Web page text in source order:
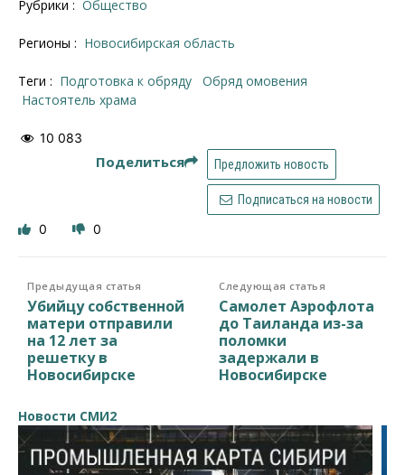
Рубрики : Общество
Регионы : Новосибирская область
Теги : подготовка к обряду
обряд омовения
настоятель храма
10 083
Поделиться Предложить новость
Подписаться на новости
0 0
Предыдущая статья
Убийцу собственной
матери отправили
на 12 лет за
решетку в
Новосибирске
Следующая статья
Самолет Аэрофлота
до Таиланда из-за
поломки
задержали в
Новосибирске
Новости СМИ2